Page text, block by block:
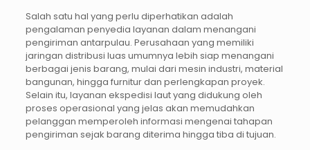
Salah satu hal yang perlu diperhatikan adalah
pengalaman penyedia layanan dalam menangani
pengiriman antarpulau. Perusahaan yang memiliki
jaringan distribusi luas umumnya lebih siap menangani
berbagai jenis barang, mulai dari mesin industri, material
bangunan, hingga furnitur dan perlengkapan proyek.
Selain itu, layanan ekspedisi laut yang didukung oleh
proses operasional yang jelas akan memudahkan
pelanggan memperoleh informasi mengenai tahapan
pengiriman sejak barang diterima hingga tiba di tujuan.